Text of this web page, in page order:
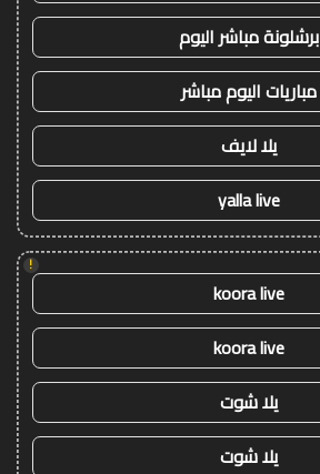
برشلونة مباشر اليوم
مباريات اليوم مباشر
يلا لايف
yalla live
!
koora live
koora live
يلا شوت
يلا شوت